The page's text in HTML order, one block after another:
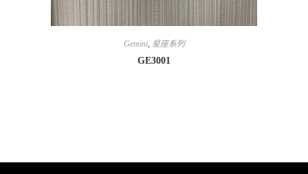
Gemini, 星座系列
GE3001